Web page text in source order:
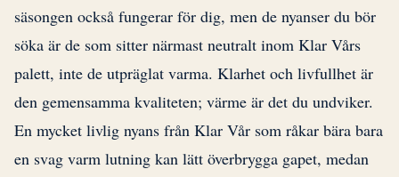
säsongen också fungerar för dig, men de nyanser du bör
söka är de som sitter närmast neutralt inom Klar Vårs
palett, inte de utpräglat varma. Klarhet och livfullhet är
den gemensamma kvaliteten; värme är det du undviker.
En mycket livlig nyans från Klar Vår som råkar bära bara
en svag varm lutning kan lätt överbrygga gapet, medan